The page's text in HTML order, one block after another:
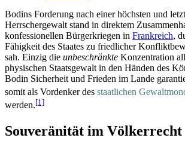
Bodins Forderung nach einer höchsten und
Herrscher­gewalt stand in direktem
konfessionellen Bürger­kriegen in Frankreich,
Fähigkeit des Staates zu friedlicher
sah. Einzig die unbeschränkte Konzentration
physischen Staatsgewalt in den Händen des
Bodin Sicherheit und Frieden im Lande
somit als Vordenker des staatlichen
werden.[1]
Souveränität im Völkerrecht